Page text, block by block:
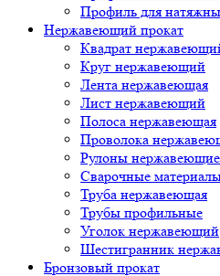
Профиль для
Нержавеющий прокат
Квадрат
Круг нержавеющий
Лента нержавеющая
Лист нержавеющий
Полоса нержавеющая
Проволока
Рулоны нержавеющие
Сварочные
Труба нержавеющая
Трубы профильные
Уголок нержавеющий
Шестигранник
Бронзовый прокат